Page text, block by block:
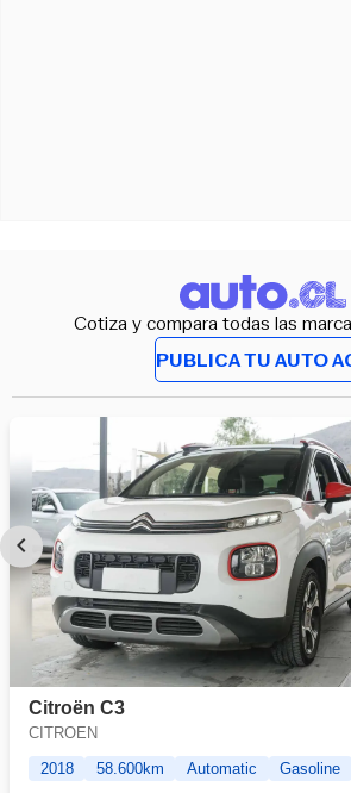
Cotiza y compara todas las
PUBLICA TU AUTO